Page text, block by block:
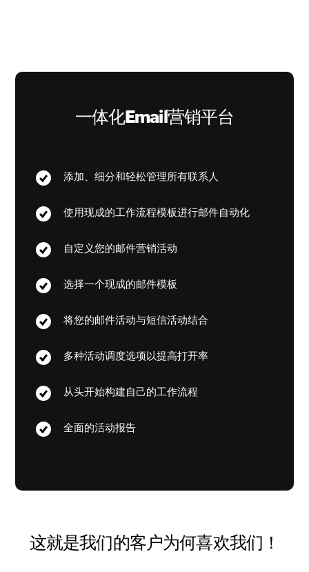
一体化Email营销平台
添加、细分和轻松管理所有联系人
使用现成的工作流程模板进行邮件自动化
自定义您的邮件营销活动
选择一个现成的邮件模板
将您的邮件活动与短信活动结合
多种活动调度选项以提高打开率
从头开始构建自己的工作流程
全面的活动报告
这就是我们的客户为何喜欢我们！